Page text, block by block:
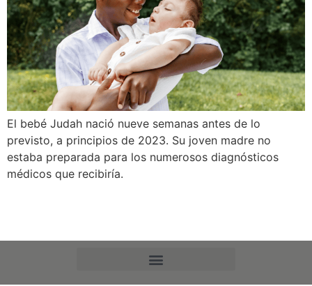
El bebé Judah nació nueve semanas antes de lo
previsto, a principios de 2023. Su joven madre no
estaba preparada para los numerosos diagnósticos
médicos que recibiría.